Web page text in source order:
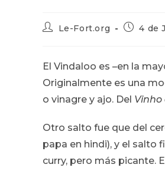
Autor
entrada:
Le-Fort.org
entrada:
4 de
El Vindaloo es –en la
Originalmente es una
o vinagre y ajo. Del Vinho
Otro salto fue que del
papa en hindi), y el salto
curry, pero más picante.